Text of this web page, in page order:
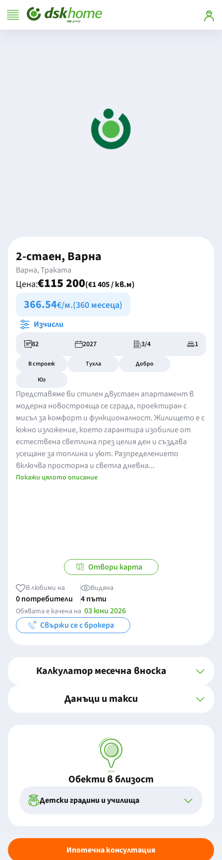
2-стаен, Варна
Варна, Траката
Цена:€115 200(€1 405 / кв.м)
366.54€/м.(360 месеца)
Изчисли
82 2027 3/4 1
В строеж Тухла
Добро
Юг
Представяме ви стилен двустаен апартамент в
модерна новострояща се сграда, проектиран с
мисъл за комфорт и функционалност. Жилището е с
южно изложение, което гарантира изобилие от
естествена светлина през целия ден и създава
усещане за топлина и уют. Разпределението
включва просторна и светла дневна...
Покажи цялото описание
Отвори карта
В любими на
0 потребители
Видяна
4 пъти
Обявата е качена на 03 юни 2026
Свържи се с брокера
Калкулатор месечна вноска
Данъци и такси
Обекти в близост
Детски градини и училища
Ипотечна консултация